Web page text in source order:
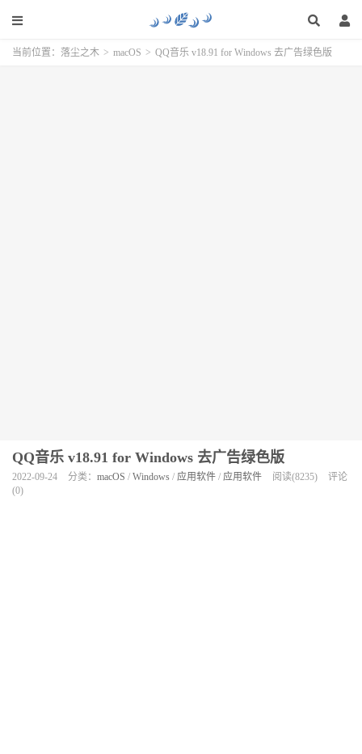
当前位置： 落尘之木 > macOS > QQ音乐 v18.91 for Windows 去广告绿色版
QQ音乐 v18.91 for Windows 去广告绿色版
2022-09-24 分类： macOS / Windows / 应用软件 / 应用软件 阅读(8235)
评论
(0)